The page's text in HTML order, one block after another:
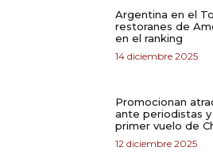
Argentina en el
restoranes de
en el ranking
14 diciembre 2025
Promocionan
ante periodistas
primer vuelo de
12 diciembre 2025